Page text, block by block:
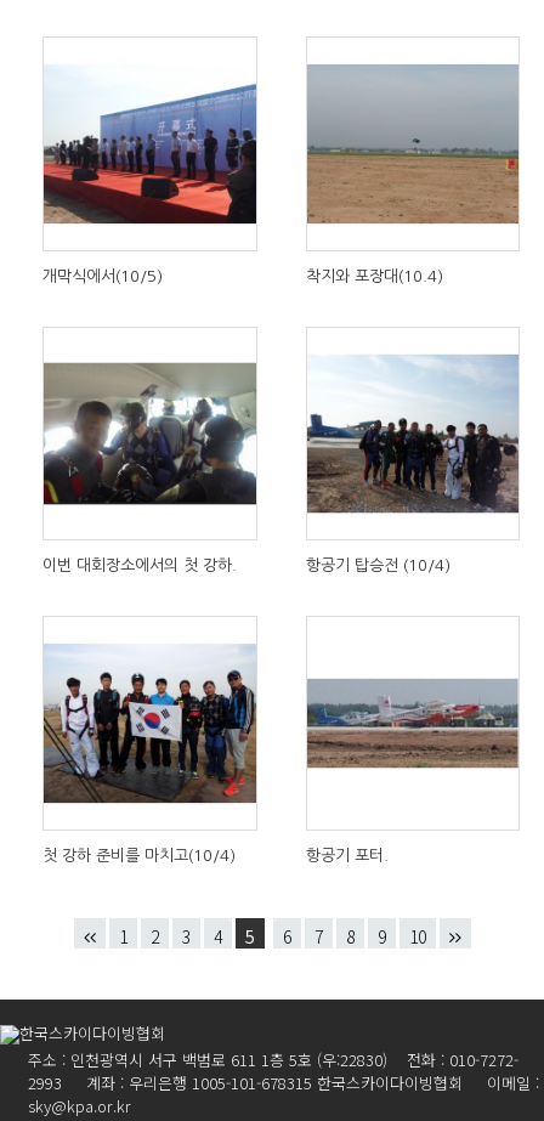
개막식에서(10/5) 착지와 포장대(10.4)
이번 대회장소에서의 첫 강하. 항공기 탑승전 (10/4)
첫 강하 준비를 마치고(10/4) 항공기 포터.
1 2 3 4 5 6 7 8 9 10
주소 : 인천광역시 서구 백범로 611 1층 5호 (우:22830) 전화 : 010-7272-
2993 계좌 : 우리은행 1005-101-678315 한국스카이다이빙협회 이메일 :
sky@kpa.or.kr